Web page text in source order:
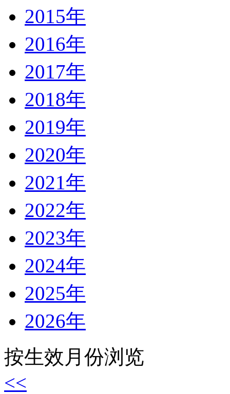
2015年
2016年
2017年
2018年
2019年
2020年
2021年
2022年
2023年
2024年
2025年
2026年
按生效月份浏览
<<